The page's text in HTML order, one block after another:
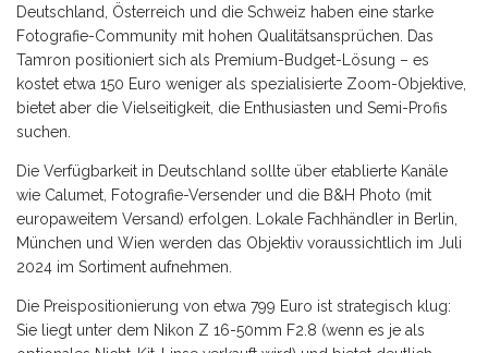
Deutschland, Österreich und die Schweiz haben eine starke
Fotografie-Community mit hohen Qualitätsansprüchen. Das
Tamron positioniert sich als Premium-Budget-Lösung – es
kostet etwa 150 Euro weniger als spezialisierte Zoom-Objektive,
bietet aber die Vielseitigkeit, die Enthusiasten und Semi-Profis
suchen.
Die Verfügbarkeit in Deutschland sollte über etablierte Kanäle
wie Calumet, Fotografie-Versender und die B&H Photo (mit
europaweitem Versand) erfolgen. Lokale Fachhändler in Berlin,
München und Wien werden das Objektiv voraussichtlich im Juli
2024 im Sortiment aufnehmen.
Die Preispositionierung von etwa 799 Euro ist strategisch klug:
Sie liegt unter dem Nikon Z 16-50mm F2.8 (wenn es je als